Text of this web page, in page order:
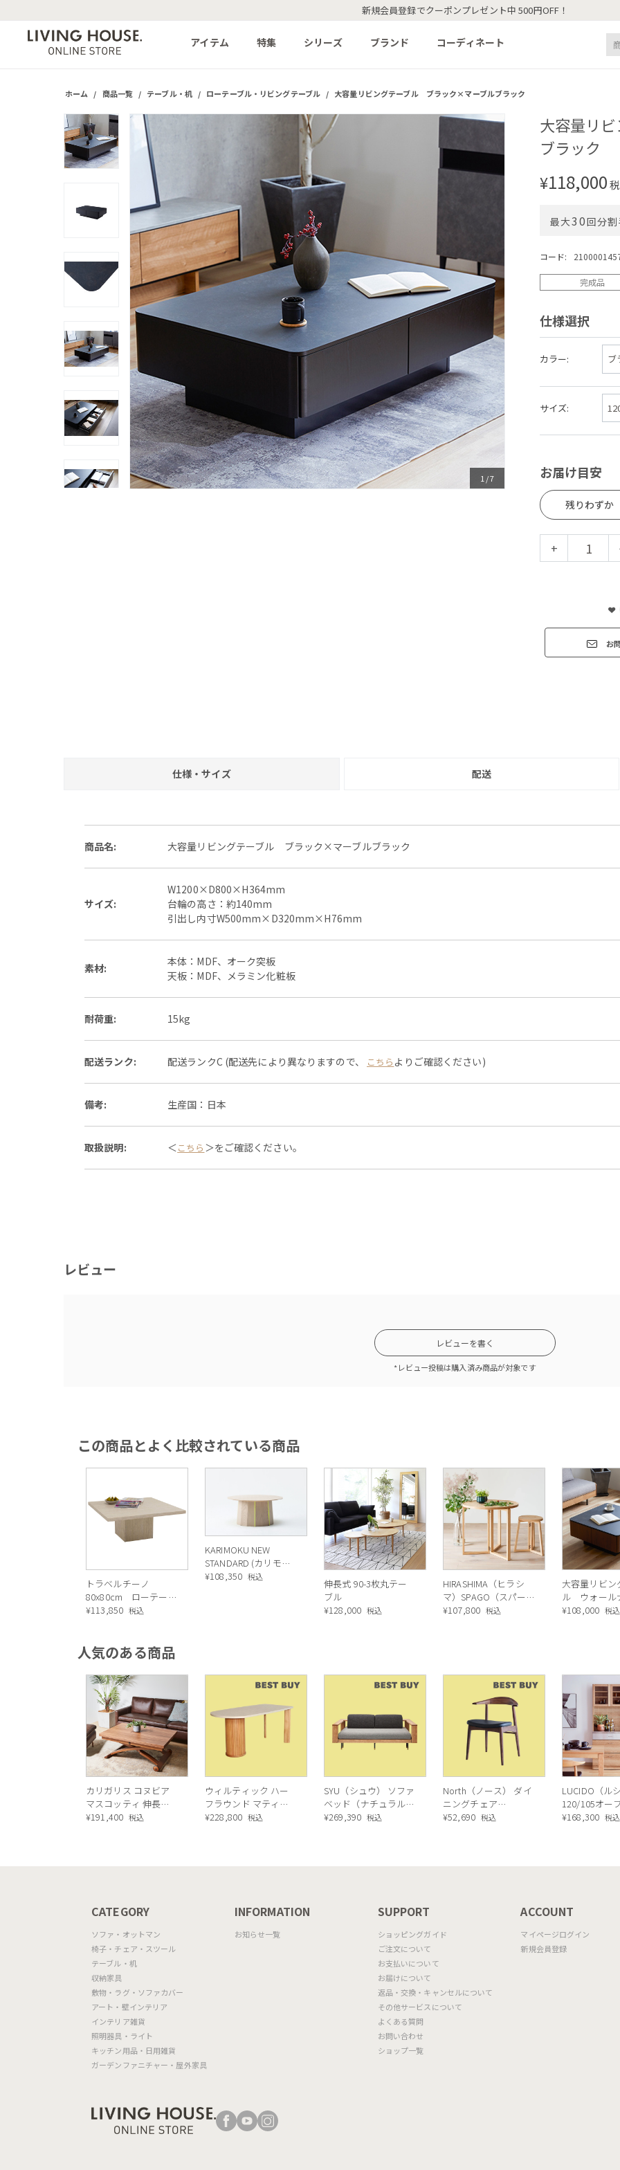
新規会員登録でクーポンプレゼント中 500円OFF！
アイテム 特集 シリーズ ブランド コーディネート
ホーム / 商品一覧 / テーブル・机 / ローテーブル・リビングテーブル / 大容量リビングテーブル ブラック×マーブルブラック
1 /7
大容量リ
ブラック
¥118,000
最大30回分
コード:
完成品
仕様選択
カラー:
サイズ:
お届け目安
残りわずか
+
お
仕様・サイズ 配送
商品名: 大容量リビングテーブル ブラック×マーブルブラック
サイズ:
W1200×D800×H364mm
台輪の高さ：約140mm
引出し内寸W500mm×D320mm×H76mm
素材:
本体：MDF、オーク突板
天板：MDF、メラミン化粧板
耐荷重: 15kg
配送ランク: 配送ランクC (配送先により異なりますので、 こちら よりご確認ください)
備考: 生産国：日本
取扱説明: ＜こちら ＞をご確認ください。
レビュー
レビューを書く
*レビュー投稿は購入済み商品が対象です
この商品とよく比較されている商品
トラベルチーノ
80x80cm ローテーブ
ル/ コーヒーテーブル
¥113,850 税込
KARIMOKU NEW
STANDARD (カリモク
ニュースタンダード)
¥108,350 税込
伸長式 90-3枚丸テー
ブル
¥128,000 税込
HIRASHIMA（ヒラシ
マ）SPAGO（スパー
ゴ） ローテーブル
¥107,800 税込
大容量リビン
ル ウォール
マーブルブラ
¥108,000 税込
人気のある商品
カリガリス コヌビア
マスコッティ 伸長・
昇降式テーブル ／
¥191,400 税込
ウィルティック ハー
フラウンド マティエ
ラ塗装 ダイニングテ
¥228,800 税込
SYU（シュウ） ソファ
ベッド（ナチュラル）
190cm
¥269,390 税込
North（ノース） ダイ
ニングチェア
AC02（ウォールナッ
¥52,690 税込
LUCIDO（ル
120/105オー
ニングボード
¥168,300 税込
CATEGORY
ソファ・オットマン
椅子・チェア・スツール
テーブル・机
収納家具
敷物・ラグ・ソファカバー
アート・壁インテリア
インテリア雑貨
照明器具・ライト
キッチン用品・日用雑貨
ガーデンファニチャー・屋外家具
INFORMATION
お知らせ一覧
SUPPORT
ショッピングガイド
ご注文について
お支払いについて
お届けについて
返品・交換・キャンセルについて
その他サービスについて
よくある質問
お問い合わせ
ショップ一覧
ACCOUNT
マイページログイン
新規会員登録